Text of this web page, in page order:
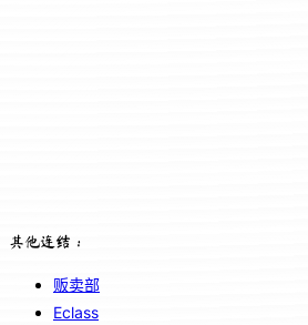
其他连结：
贩卖部
Eclass